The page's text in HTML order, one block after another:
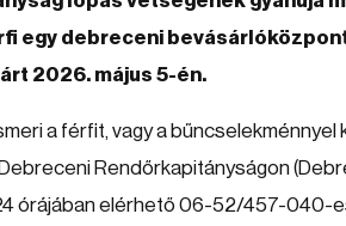
egy debreceni
2026. május 5-én.
a férfit, vagy a
Rendőrkapitányságon
órájában elérhető 06-52/457-040-